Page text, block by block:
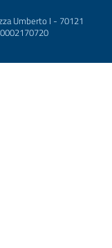
Umberto I - 70121